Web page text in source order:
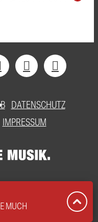
DATENSCHUTZ
IMPRESSUM
MUCH